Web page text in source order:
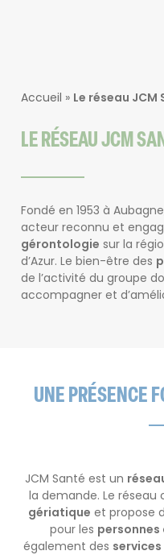
Accueil » Le réseau JCM
LE RÉSEAU JCM
Fondé en 1953 à
acteur reconnu et
gérontologie sur la
d’Azur. Le bien-être des
de l’activité du groupe
accompagner et
UNE PRÉSENCE
JCM Santé est un
la demande. Le réseau
gériatique et propose
pour les
également des